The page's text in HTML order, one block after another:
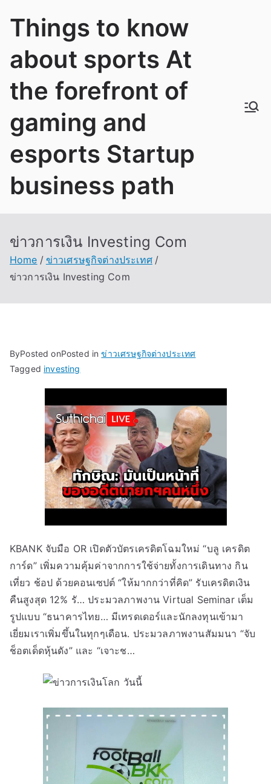
Things to know
about sports At
the forefront of
gaming and
esports Startup
business path
ข่าวการเงิน Investing Com
Home
ข่าวเศรษฐกิจต่างประเทศ
ข่าวการเงิน Investing Com
ByPosted onPosted inข่าวเศรษฐกิจต่างประเทศ
Tagged investing
KBANK จับมือ OR เปิดตัวบัตรเครดิตโฉมใหม่ “บลู เครดิต
การ์ด” เพิ่มความคุ้มค่าจากการใช้จ่ายทั้งการเดินทาง กิน
เที่ยว ช้อป ด้วยคอนเซปต์ “ให้มากกว่าที่คิด” รับเครดิตเงิน
คืนสูงสุด 12% รั… ประมวลภาพงาน Virtual Seminar เต็ม
รูปแบบ “ธนาคารไทย… มีเทรดเดอร์และนักลงทุนเข้ามา
เยี่ยมเราเพิ่มขึ้นในทุกๆเดือน. ประมวลภาพงานสัมมนา “จับ
ช็อตเด็ดหุ้นดัง” และ “เจาะช…